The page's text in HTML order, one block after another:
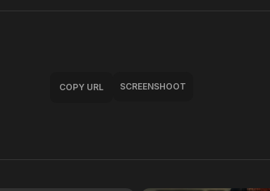
COPY URL SCREENSHOOT